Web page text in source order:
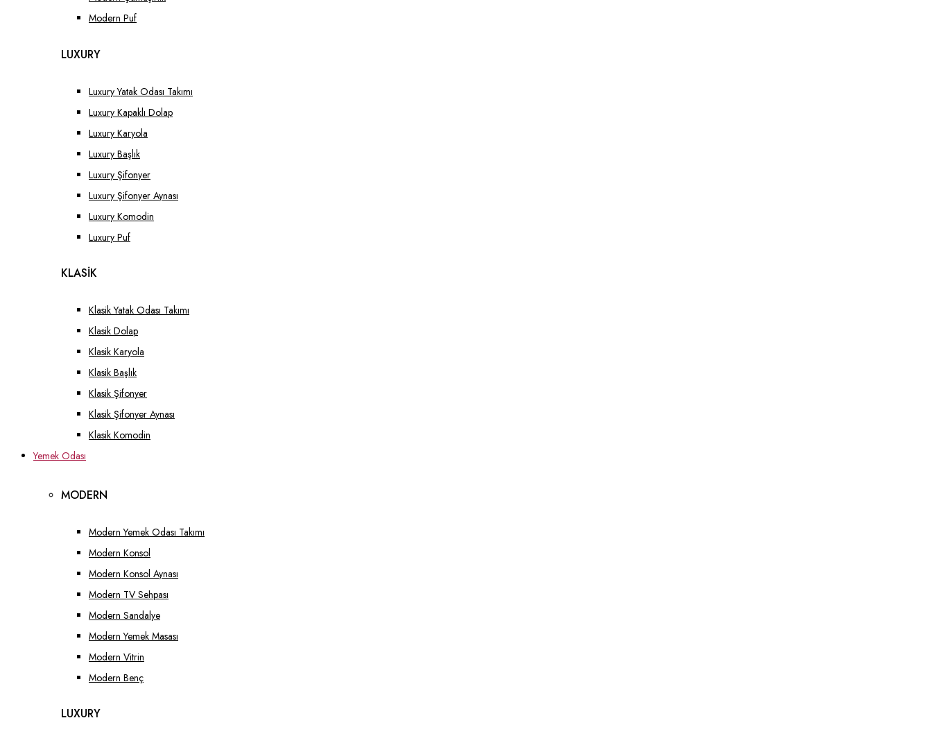
Modern Puf
LUXURY
Luxury Yatak Odası Takımı
Luxury Kapaklı Dolap
Luxury Karyola
Luxury Başlık
Luxury Şifonyer
Luxury Şifonyer Aynası
Luxury Komodin
Luxury Puf
KLASİK
Klasik Yatak Odası Takımı
Klasik Dolap
Klasik Karyola
Klasik Başlık
Klasik Şifonyer
Klasik Şifonyer Aynası
Klasik Komodin
Yemek Odası
MODERN
Modern Yemek Odası Takımı
Modern Konsol
Modern Konsol Aynası
Modern TV Sehpası
Modern Sandalye
Modern Yemek Masası
Modern Vitrin
Modern Benç
LUXURY